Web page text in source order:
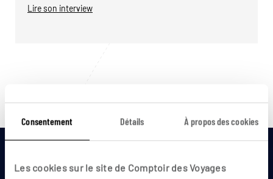
Consentement Détails À propos des cookies
Les cookies sur le site de Comptoir des Voyages
Lire son interview
Pour aller plus loin